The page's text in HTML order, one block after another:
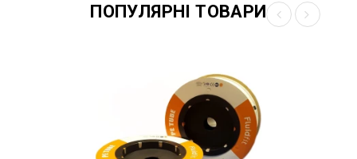
ПОПУЛЯРНІ ТОВАРИ